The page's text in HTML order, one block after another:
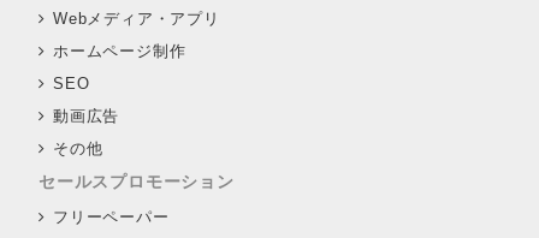
Webメディア・アプリ
ホームページ制作
SEO
動画広告
その他
セールスプロモーション
フリーペーパー